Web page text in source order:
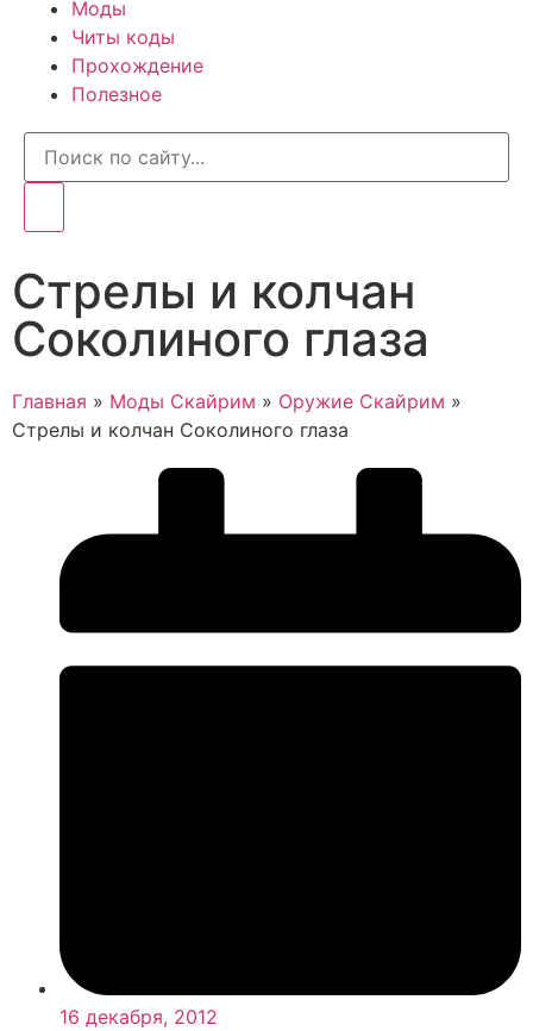
Моды
Читы коды
Прохождение
Полезное
Стрелы и колчан
Соколиного глаза
Главная » Моды Скайрим » Оружие Скайрим »
Стрелы и колчан Соколиного глаза
16 декабря, 2012